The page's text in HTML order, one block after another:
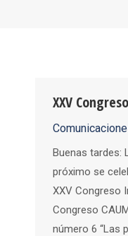
XXV
Buenas tardes:
próximo se
XXV Congreso
Congreso
número 6 “Las